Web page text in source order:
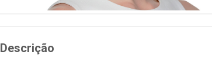
Descrição